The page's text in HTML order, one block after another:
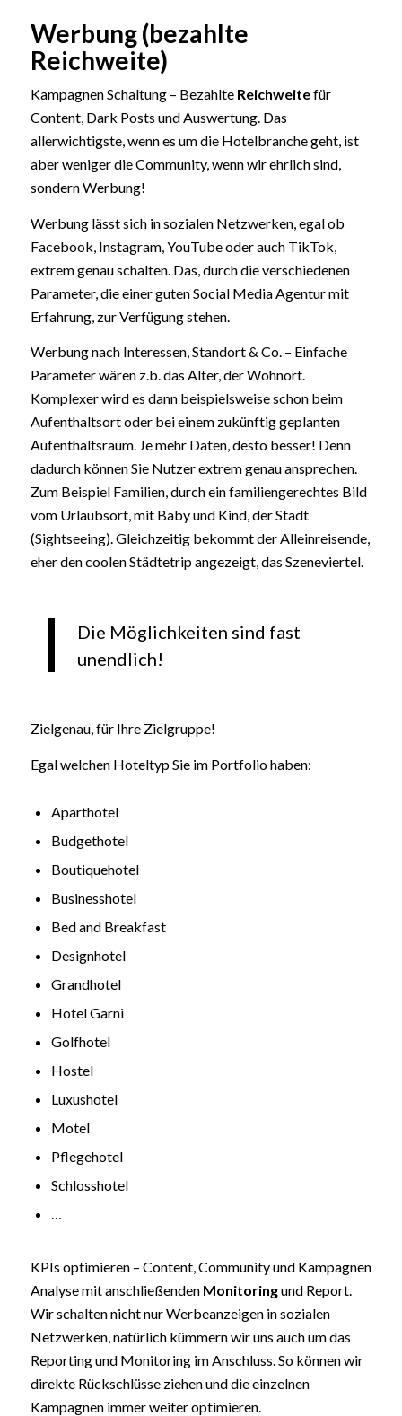
Werbung (bezahlte
Reichweite)
Kampagnen Schaltung – Bezahlte Reichweitefür
Content, Dark Posts und Auswertung. Das
allerwichtigste, wenn es um die Hotelbranche geht, ist
aber weniger die Community, wenn wir ehrlich sind,
sondern Werbung!
Werbung lässt sich in sozialen Netzwerken, egal ob
Facebook, Instagram, YouTube oder auch TikTok,
extrem genau schalten. Das, durch die verschiedenen
Parameter, die einer guten Social Media Agentur mit
Erfahrung, zur Verfügung stehen.
Werbung nach Interessen, Standort & Co. – Einfache
Parameter wären z.b. das Alter, der Wohnort.
Komplexer wird es dann beispielsweise schon beim
Aufenthaltsort oder bei einem zukünftig geplanten
Aufenthaltsraum. Je mehr Daten, desto besser! Denn
dadurch können Sie Nutzer extrem genau ansprechen.
Zum Beispiel Familien, durch ein familiengerechtes Bild
vom Urlaubsort, mit Baby und Kind, der Stadt
(Sightseeing). Gleichzeitig bekommt der Alleinreisende,
eher den coolen Städtetrip angezeigt, das Szeneviertel.
Die Möglichkeiten sind fast
unendlich!
Zielgenau, für Ihre Zielgruppe!
Egal welchen Hoteltyp Sie im Portfolio haben:
Aparthotel
Budgethotel
Boutiquehotel
Businesshotel
Bed and Breakfast
Designhotel
Grandhotel
Hotel Garni
Golfhotel
Hostel
Luxushotel
Motel
Pflegehotel
Schlosshotel
KPIs optimieren – Content, Community und Kampagnen
Analyse mit anschließenden Monitoringund Report.
Wir schalten nicht nur Werbeanzeigen in sozialen
Netzwerken, natürlich kümmern wir uns auch um das
Reporting und Monitoring im Anschluss. So können wir
direkte Rückschlüsse ziehen und die einzelnen
Kampagnen immer weiter optimieren.